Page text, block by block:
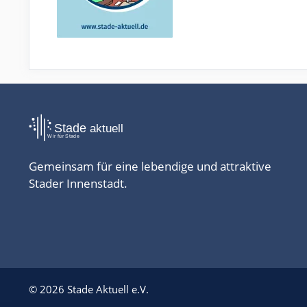
Gemeinsam für eine lebendige und attraktive
Stader Innenstadt.
© 2026 Stade Aktuell e.V.